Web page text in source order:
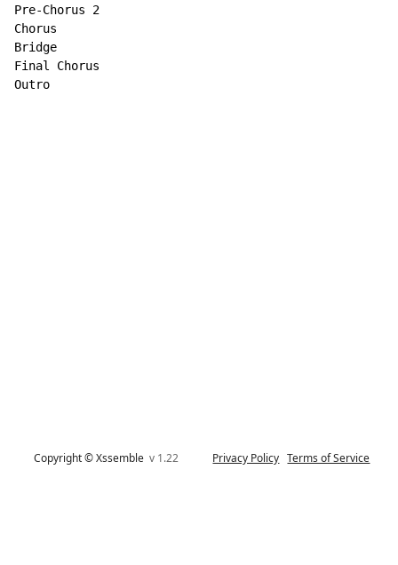
Pre-Chorus 2
Chorus
Bridge
Final Chorus
Outro
Copyright © Xssemblev 1.22 Privacy Policy Terms of Service